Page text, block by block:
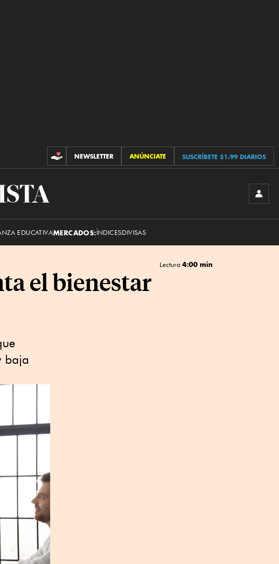
CONTRIBUCIONES
NEWSLETTER ANÚNCIATE SUSCRÍBETE $1.99 DIARIOS
EDUCATIVAMERCADOS:ÍNDICESDIVISAS
Lectura 4:00 min
el bienestar
baja